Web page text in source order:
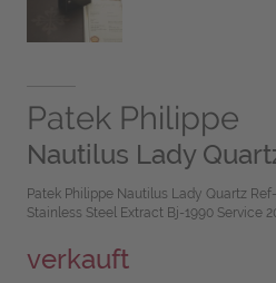
Patek Philippe
Nautilus Lady
Patek Philippe Nautilus Lady Quartz
Stainless Steel Extract Bj-1990 Service
verkauft